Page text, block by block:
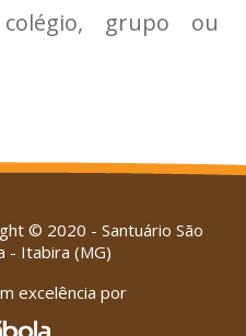
grupo ou
© 2020 - Santuário São
- Itabira (MG)
excelência por